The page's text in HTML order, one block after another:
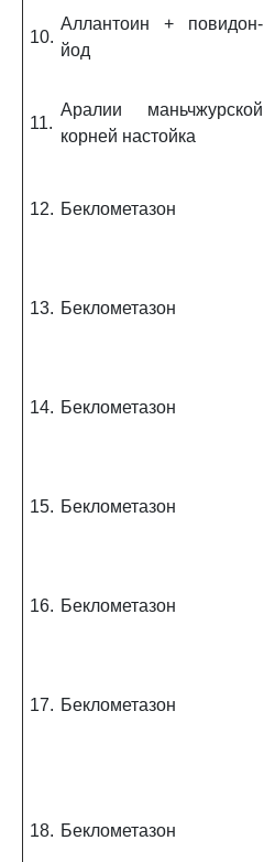
10.
Аллантоин + повидон-
йод
11.
Аралии маньчжурской
корней настойка
12. Беклометазон
13. Беклометазон
14. Беклометазон
15. Беклометазон
16. Беклометазон
17. Беклометазон
18. Беклометазон